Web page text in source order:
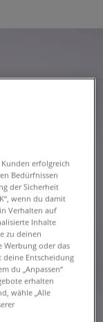
erfolgreich
Bedürfnissen
der Sicherheit
wenn du damit
Verhalten auf
Inhalte
zu deinen
Werbung oder das
deine Entscheidung
du „Anpassen“
erhalten
wähle „Alle